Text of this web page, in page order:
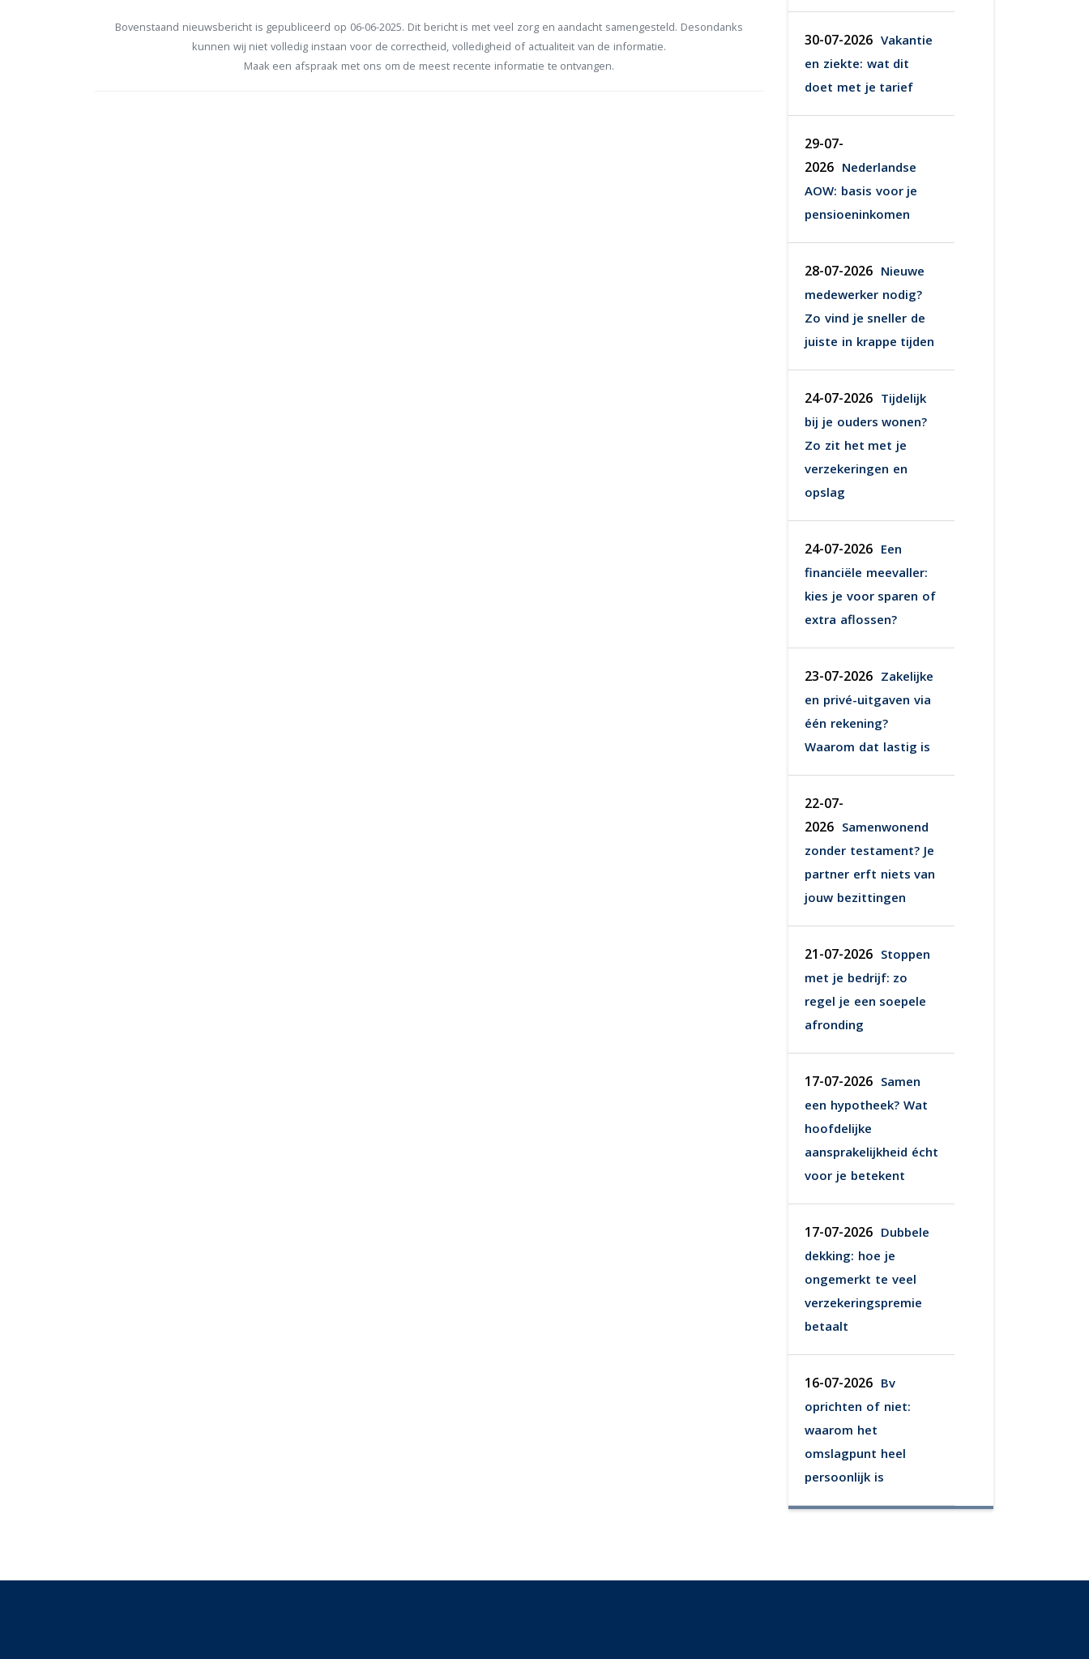
Bovenstaand nieuwsbericht is gepubliceerd op 06-06-2025. Dit bericht is met veel zorg en aandacht samengesteld. Desondanks
kunnen wij niet volledig instaan voor de correctheid, volledigheid of actualiteit van de informatie.
Maak een afspraak met ons om de meest recente informatie te ontvangen.
30-07-2026 Vakantie
en ziekte: wat dit
doet met je tarief
29-07-
2026 Nederlandse
AOW: basis voor je
pensioeninkomen
28-07-2026 Nieuwe
medewerker nodig?
Zo vind je sneller de
juiste in krappe tijden
24-07-2026 Tijdelijk
bij je ouders wonen?
Zo zit het met je
verzekeringen en
opslag
24-07-2026 Een
financiële meevaller:
kies je voor sparen of
extra aflossen?
23-07-2026 Zakelijke
en privé-uitgaven via
één rekening?
Waarom dat lastig is
22-07-
2026 Samenwonend
zonder testament? Je
partner erft niets van
jouw bezittingen
21-07-2026 Stoppen
met je bedrijf: zo
regel je een soepele
afronding
17-07-2026 Samen
een hypotheek? Wat
hoofdelijke
aansprakelijkheid écht
voor je betekent
17-07-2026 Dubbele
dekking: hoe je
ongemerkt te veel
verzekeringspremie
betaalt
16-07-2026 Bv
oprichten of niet:
waarom het
omslagpunt heel
persoonlijk is